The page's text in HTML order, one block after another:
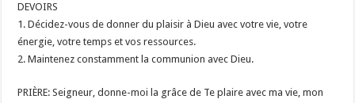
DEVOIRS
1. Décidez-vous de donner du plaisir à Dieu avec votre vie, votre
énergie, votre temps et vos ressources.
2. Maintenez constamment la communion avec Dieu.
PRIÈRE: Seigneur, donne-moi la grâce de Te plaire avec ma vie, mon